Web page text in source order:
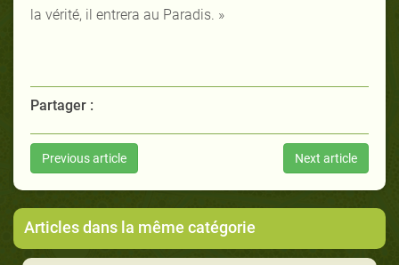
la vérité, il entrera au Paradis. »
Partager :
Previous article Next article
Articles dans la même catégorie